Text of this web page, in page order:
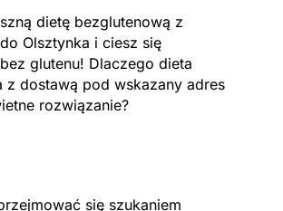
dietę bezglutenową z
Olsztynka i ciesz się
glutenu! Dlaczego dieta
z dostawą pod wskazany adres
rozwiązanie?
się szukaniem